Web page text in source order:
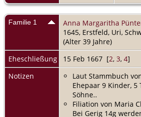
Familie 1 Anna Margaritha
1645, Erstfeld, Uri,
(Alter 39 Jahre)
Eheschließung
15 Feb 1667 [2, 3, 4]
Notizen
Laut Stammbuch
Ehepaar 9 Kinder, 5
Söhne..
Filiation von Maria
Bei Gerig 14g